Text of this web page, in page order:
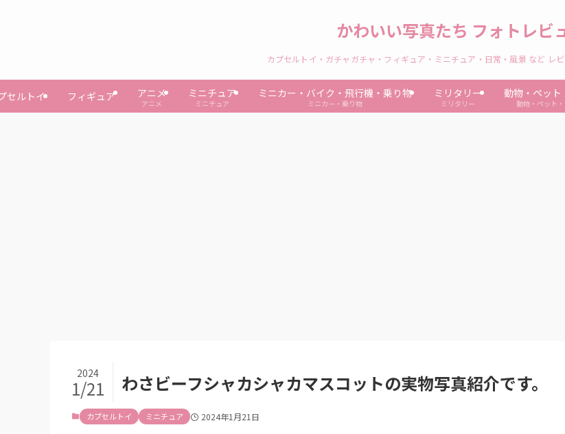
かわいい写真たち フォトレビ
カプセルトイ・ガチャガチャ・フィギュア・ミニチュア・日常・風景 など レビ
セルトイ フィギュア アニメ
アニメ
ミニチュア
ミニチュア
ミニカー・バイク・飛行機・乗り物
ミニカー・乗り物
ミリタリー
ミリタリー
動物・ペット
動物・ペット
わさビーフシャカシャカマスコットの実物写真紹介です。
2024
1/21
カプセルトイ ミニチュア 2024年1月21日